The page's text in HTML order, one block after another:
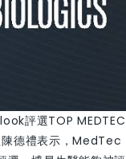
評選TOP MEDTEC
陳德禮表示，MedTec